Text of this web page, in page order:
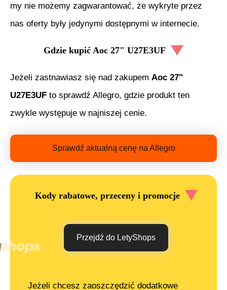
my nie możemy zagwarantować, że wykryte przez
nas oferty były jedynymi dostępnymi w internecie.
Gdzie kupić Aoc 27" U27E3UF
Jeżeli zastnawiasz się nad zakupem Aoc 27"
U27E3UF to sprawdź Allegro, gdzie produkt ten
zwykle występuje w najniszej cenie.
Sprawdź aktualną cenę na Allegro
Kody rabatowe, przeceny i promocje
Przejdź do LetyShops
Jeżeli chcesz zaoszczędzić dodatkowe